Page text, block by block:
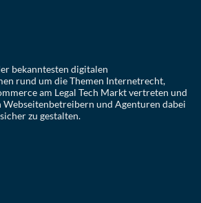
bekanntesten digitalen
rund um die Themen Internetrecht,
am Legal Tech Markt vertreten und
und Agenturen dabei
zu gestalten.